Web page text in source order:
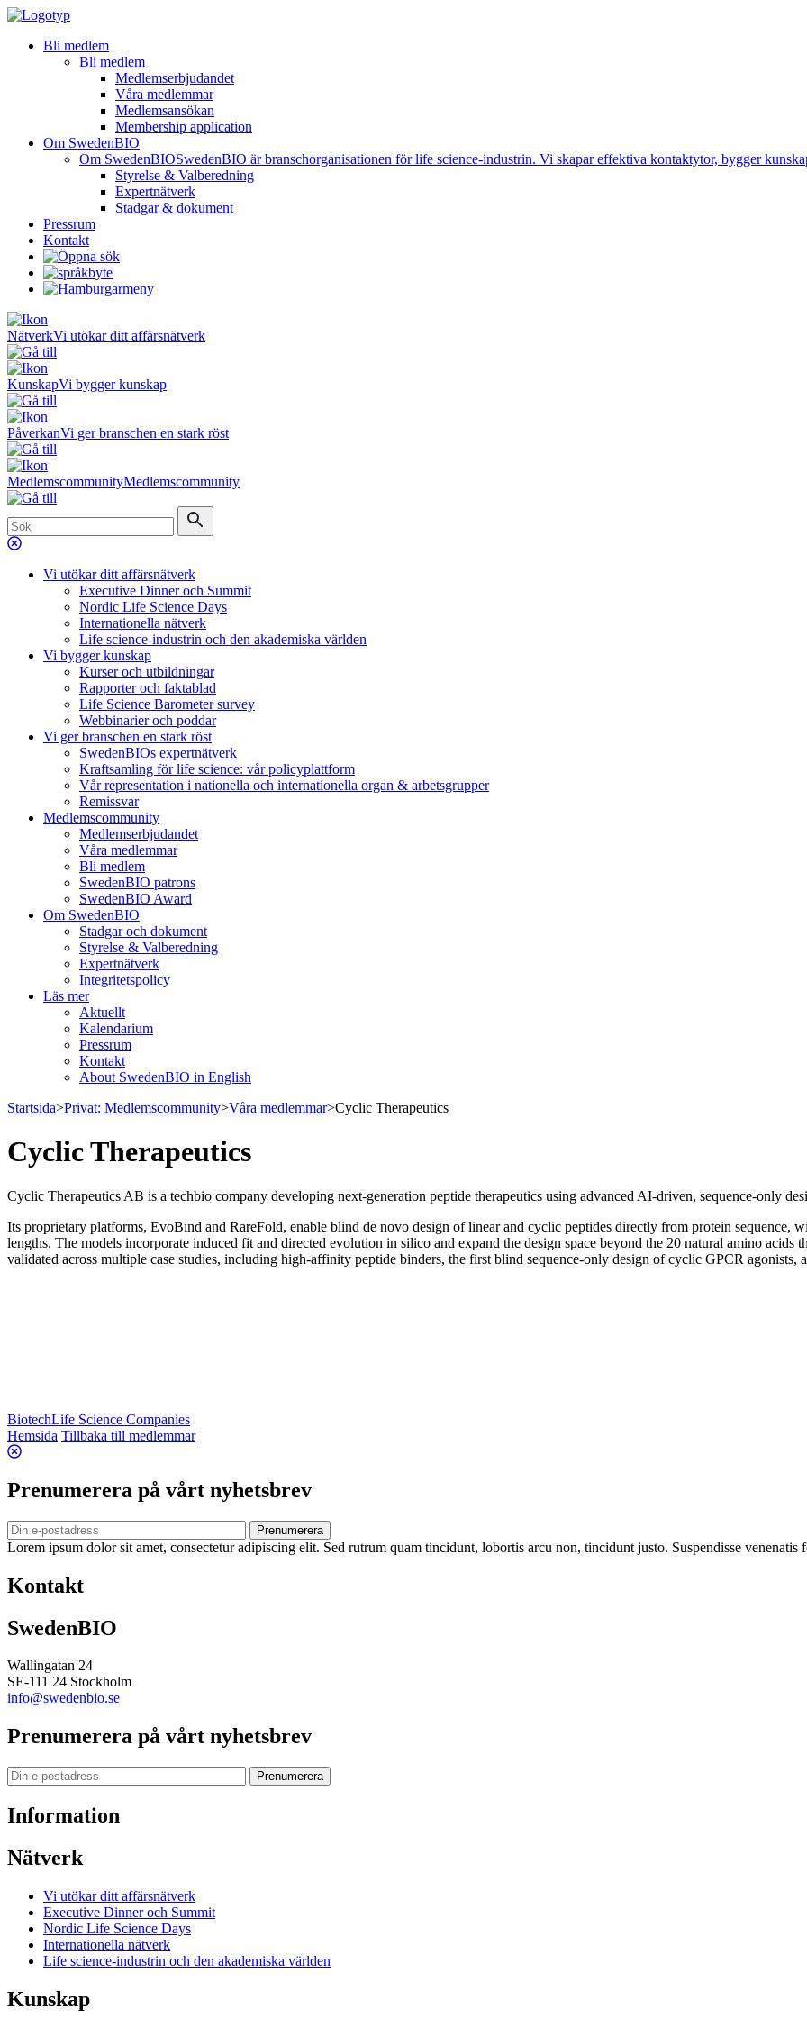
Bli medlem
Bli medlem
Medlemserbjudandet
Våra medlemmar
Medlemsansökan
Membership application
Om SwedenBIO
Om SwedenBIOSwedenBIO är branschorganisationen för life science-industrin. Vi skapar effektiva kontaktytor, bygger
Styrelse & Valberedning
Expertnätverk
Stadgar & dokument
Pressrum
Kontakt
NätverkVi utökar ditt affärsnätverk
KunskapVi bygger kunskap
PåverkanVi ger branschen en stark röst
MedlemscommunityMedlemscommunity
Vi utökar ditt affärsnätverk
Executive Dinner och Summit
Nordic Life Science Days
Internationella nätverk
Life science-industrin och den akademiska världen
Vi bygger kunskap
Kurser och utbildningar
Rapporter och faktablad
Life Science Barometer survey
Webbinarier och poddar
Vi ger branschen en stark röst
SwedenBIOs expertnätverk
Kraftsamling för life science: vår policyplattform
Vår representation i nationella och internationella organ & arbetsgrupper
Remissvar
Medlemscommunity
Medlemserbjudandet
Våra medlemmar
Bli medlem
SwedenBIO patrons
SwedenBIO Award
Om SwedenBIO
Stadgar och dokument
Styrelse & Valberedning
Expertnätverk
Integritetspolicy
Läs mer
Aktuellt
Kalendarium
Pressrum
Kontakt
About SwedenBIO in English
Startsida>Privat: Medlemscommunity>Våra medlemmar>Cyclic Therapeutics
Cyclic Therapeutics
Cyclic Therapeutics AB is a techbio company developing next-generation peptide therapeutics using advanced AI-driven, sequence-only
Its proprietary platforms, EvoBind and RareFold, enable blind de novo design of linear and cyclic peptides directly from protein sequence,
lengths. The models incorporate induced fit and directed evolution in silico and expand the design space beyond the 20 natural amino acids
validated across multiple case studies, including high-affinity peptide binders, the first blind sequence-only design of cyclic GPCR
BiotechLife Science Companies
Hemsida Tillbaka till medlemmar
Prenumerera på vårt nyhetsbrev
Prenumerera
Lorem ipsum dolor sit amet, consectetur adipiscing elit. Sed rutrum quam tincidunt, lobortis arcu non, tincidunt justo. Suspendisse
Kontakt
SwedenBIO
Wallingatan 24
SE-111 24 Stockholm
info@swedenbio.se
Prenumerera på vårt nyhetsbrev
Prenumerera
Information
Nätverk
Vi utökar ditt affärsnätverk
Executive Dinner och Summit
Nordic Life Science Days
Internationella nätverk
Life science-industrin och den akademiska världen
Kunskap